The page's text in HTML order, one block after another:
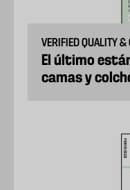
VERIFIED QUALITY &
El último
camas y